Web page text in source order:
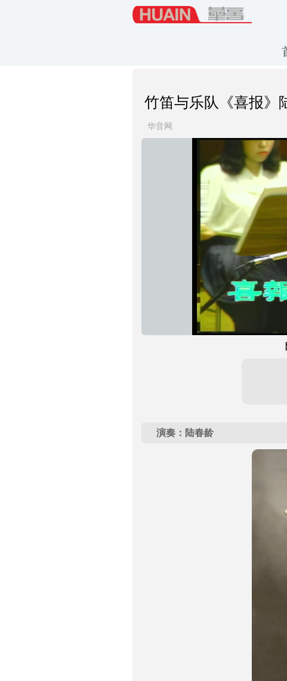
竹笛与乐队《喜报》
华音网
演奏：陆春龄